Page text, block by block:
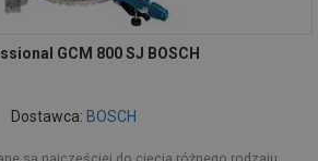
GCM 800 SJ BOSCH
Dostawca: BOSCH